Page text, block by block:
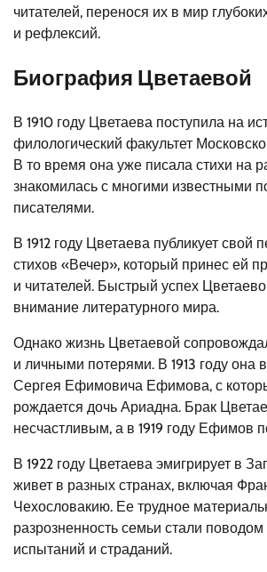
читателей, перенося их в мир
и рефлексий.
Биография Цветаевой
В 1910 году Цветаева поступила на
филологический факультет
В то время она уже писала стихи на
знакомилась с многими известными
писателями.
В 1912 году Цветаева публикует свой
стихов «Вечер», который принес ей
и читателей. Быстрый успех
внимание литературного мира.
Однако жизнь Цветаевой
и личными потерями. В 1913 году она
Сергея Ефимовича Ефимова, с
рождается дочь Ариадна. Брак
несчастливым, а в 1919 году Ефимов
В 1922 году Цветаева эмигрирует в
живет в разных странах, включая
Чехословакию. Ее трудное
разрозненность семьи стали
испытаний и страданий.